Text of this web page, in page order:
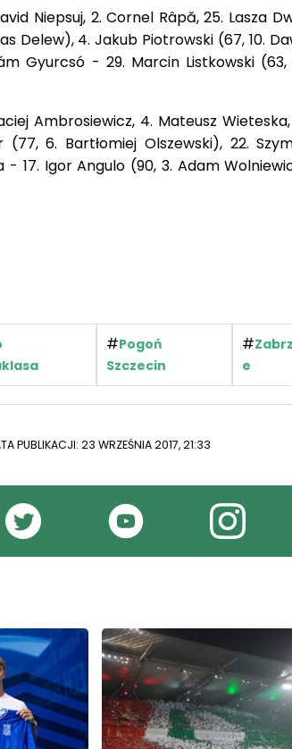
Niepsuj, 2. Cornel Râpă, 25. Lasza
Delew), 4. Jakub Piotrowski (67, 10.
Gyurcsó - 29. Marcin Listkowski (63,
Ambrosiewicz, 4. Mateusz Wieteska,
6. Bartłomiej Olszewski), 22.
- 17. Igor Angulo (90, 3. Adam
#Pogoń
Szczecin
#Zabrz
e
PUBLIKACJI: 23 WRZEŚNIA 2017, 21:33